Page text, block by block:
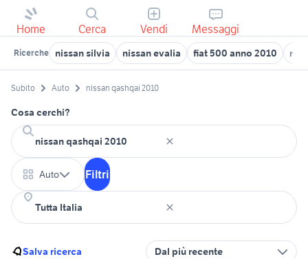
Home Cerca Vendi Messaggi
Ricerche nissan silvia nissan evalia fiat 500 anno 2010
Subito Auto nissan qashqai 2010
Cosa cerchi?
Auto Filtri
Salva ricerca Dal più recente